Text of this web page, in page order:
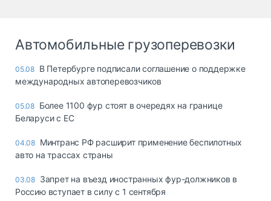
Автомобильные грузоперевозки
05.08 В Петербурге подписали соглашение о поддержке
международных автоперевозчиков
05.08 Более 1100 фур стоят в очередях на границе
Беларуси с ЕС
04.08 Минтранс РФ расширит применение беспилотных
авто на трассах страны
03.08 Запрет на въезд иностранных фур-должников в
Россию вступает в силу с 1 сентября